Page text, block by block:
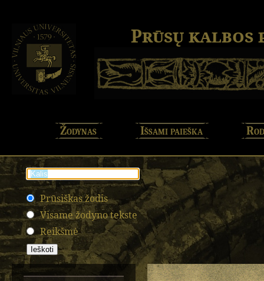
Prūsų kalbos
Žodynas Išsami paieška
Prūsiškas žodis
Visame žodyno tekste
Reikšmė